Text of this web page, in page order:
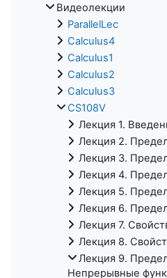
Видеолекции
ParallelLec
Calculus4
Calculus1
Calculus2
Calculus3
CS108V
Лекция 1.
Лекция 2.
Лекция 3.
Лекция 4.
Лекция 5.
Лекция 6.
Лекция 7.
Лекция 8.
Лекция 9.
Непрерывные